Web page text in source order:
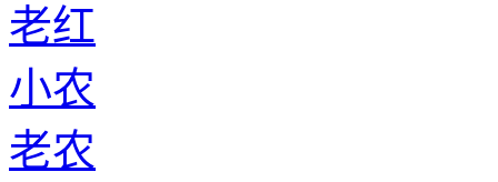
老红
小农
老农